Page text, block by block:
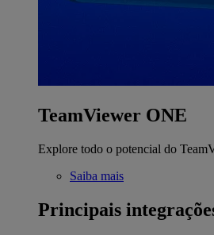
TeamViewer ONE
Explore todo o potencial do
Saiba mais
Principais